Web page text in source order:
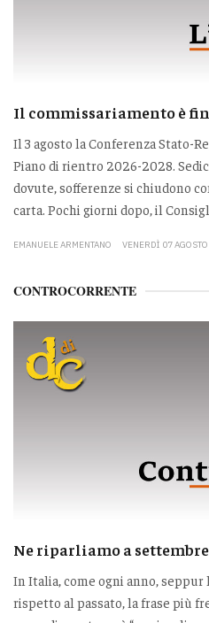
Il commissariamento è
Il 3 agosto la Conferenza Stato-
Piano di rientro 2026-2028.
dovute, sofferenze si chiudono
carta. Pochi giorni dopo, il
EMANUELE ARMENTANO VENERDÌ 07
CONTROCORRENTE
Ne riparliamo a
In Italia, come ogni anno,
rispetto al passato, la frase più